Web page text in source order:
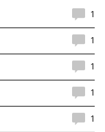
1
1
1
1
1